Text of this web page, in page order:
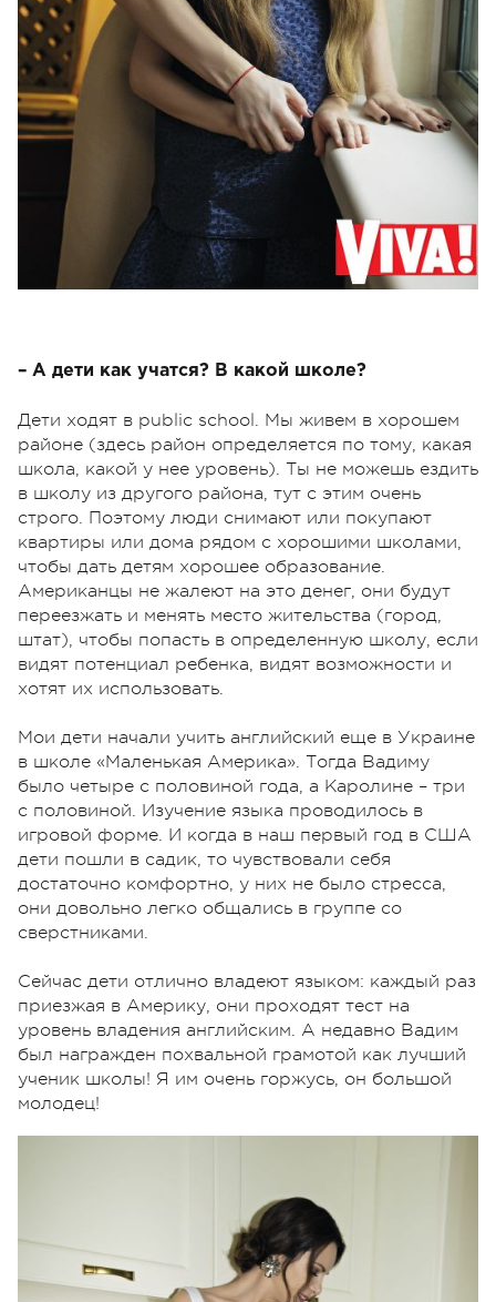
– А дети как учатся? В какой школе?
Дети ходят в public school. Мы живем в хорошем
районе (здесь район определяется по тому, какая
школа, какой у нее уровень). Ты не можешь ездить
в школу из другого района, тут с этим очень
строго. Поэтому люди снимают или покупают
квартиры или дома рядом с хорошими школами,
чтобы дать детям хорошее образование.
Американцы не жалеют на это денег, они будут
переезжать и менять место жительства (город,
штат), чтобы попасть в определенную школу, если
видят потенциал ребенка, видят возможности и
хотят их использовать.
Мои дети начали учить английский еще в Украине
в школе «Маленькая Америка». Тогда Вадиму
было четыре с половиной года, а Каролине – три
с половиной. Изучение языка проводилось в
игровой форме. И когда в наш первый год в США
дети пошли в садик, то чувствовали себя
достаточно комфортно, у них не было стресса,
они довольно легко общались в группе со
сверстниками.
Сейчас дети отлично владеют языком: каждый раз
приезжая в Америку, они проходят тест на
уровень владения английским. А недавно Вадим
был награжден похвальной грамотой как лучший
ученик школы! Я им очень горжусь, он большой
молодец!